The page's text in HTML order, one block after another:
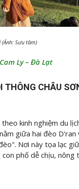
Sưu tầm)
Ly – Đà Lạt
THÔNG CHÂU
kinh nghiệm du
giữa hai đèo
Nơi này tọa lạc
phố dễ chịu,